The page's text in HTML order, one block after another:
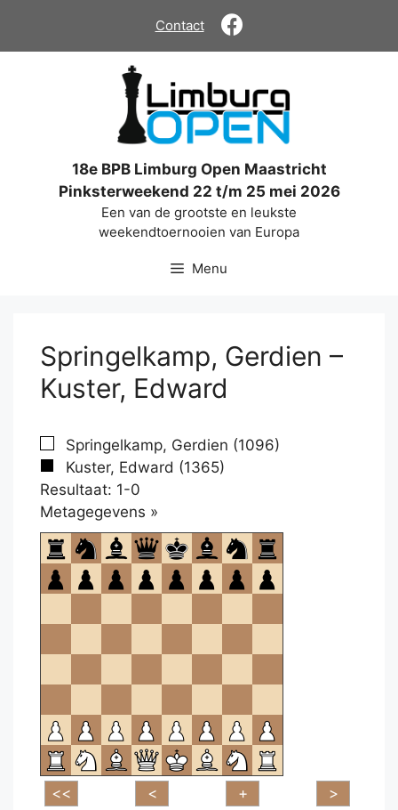
de
Contact
18e BPB Limburg Open Maastricht
Pinksterweekend 22 t/m 25 mei 2026
Een van de grootste en leukste
weekendtoernooien van Europa
Menu
Springelkamp, Gerdien –
Kuster, Edward
Springelkamp, Gerdien (1096)
Kuster, Edward (1365)
Resultaat: 1-0
Metagegevens »
om
te
openen.